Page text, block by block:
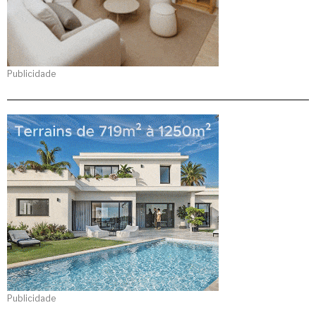
Publicidade
Publicidade